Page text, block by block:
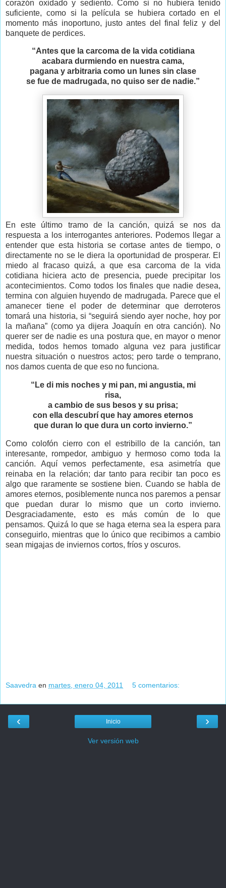
corazón oxidado y sediento. Como si no hubiera tenido
suficiente, como si la película se hubiera cortado en el
momento más inoportuno, justo antes del final feliz y del
banquete de perdices.
“Antes que la carcoma de la vida cotidiana
acabara durmiendo en nuestra cama,
pagana y arbitraria como un lunes sin clase
se fue de madrugada, no quiso ser de nadie.”
En este último tramo de la canción, quizá se nos da
respuesta a los interrogantes anteriores. Podemos llegar a
entender que esta historia se cortase antes de tiempo, o
directamente no se le diera la oportunidad de prosperar. El
miedo al fracaso quizá, a que esa carcoma de la vida
cotidiana hiciera acto de presencia, puede precipitar los
acontecimientos. Como todos los finales que nadie desea,
termina con alguien huyendo de madrugada. Parece que el
amanecer tiene el poder de determinar que derroteros
tomará una historia, si “seguirá siendo ayer noche, hoy por
la mañana” (como ya dijera Joaquín en otra canción). No
querer ser de nadie es una postura que, en mayor o menor
medida, todos hemos tomado alguna vez para justificar
nuestra situación o nuestros actos; pero tarde o temprano,
nos damos cuenta de que eso no funciona.
“Le di mis noches y mi pan, mi angustia, mi
risa,
a cambio de sus besos y su prisa;
con ella descubrí que hay amores eternos
que duran lo que dura un corto invierno.”
Como colofón cierro con el estribillo de la canción, tan
interesante, rompedor, ambiguo y hermoso como toda la
canción. Aquí vemos perfectamente, esa asimetría que
reinaba en la relación; dar tanto para recibir tan poco es
algo que raramente se sostiene bien. Cuando se habla de
amores eternos, posiblemente nunca nos paremos a pensar
que puedan durar lo mismo que un corto invierno.
Desgraciadamente, esto es más común de lo que
pensamos. Quizá lo que se haga eterna sea la espera para
conseguirlo, mientras que lo único que recibimos a cambio
sean migajas de inviernos cortos, fríos y oscuros.
Saavedra en martes, enero 04, 2011 5 comentarios:
‹ ›
Inicio
Ver versión web